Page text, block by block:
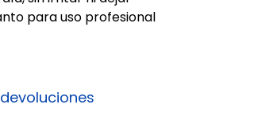
para uso profesional